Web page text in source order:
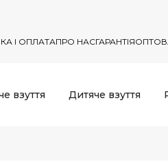
І ОПЛАТАПРО НАСГАРАНТІЯ
взуття Дитяче взуття